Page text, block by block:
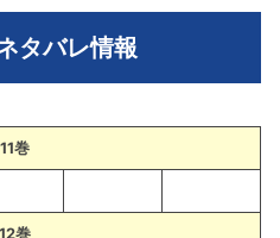
タバレ情報
11巻
12巻